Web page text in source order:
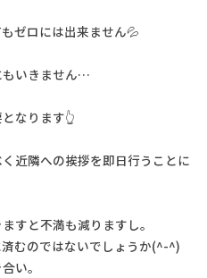
ゼロには出来ません💦
もいきません…
なります👆
近隣への挨拶を即日行うことに
すと不満も減りますし。
むのではないでしょうか(^-^)
い。